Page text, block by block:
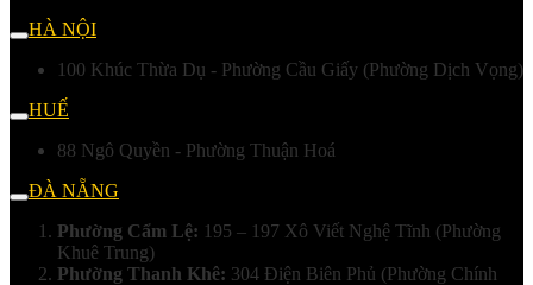
HÀ NỘI
100 Khúc Thừa Dụ - Phường Cầu Giấy (Phường Dịch Vọng)
HUẾ
88 Ngô Quyền - Phường Thuận Hoá
ĐÀ NẴNG
Phường Cẩm Lệ: 195 – 197 Xô Viết Nghệ Tĩnh (Phường
Khuê Trung)
Phường Thanh Khê: 304 Điện Biên Phủ (Phường Chính